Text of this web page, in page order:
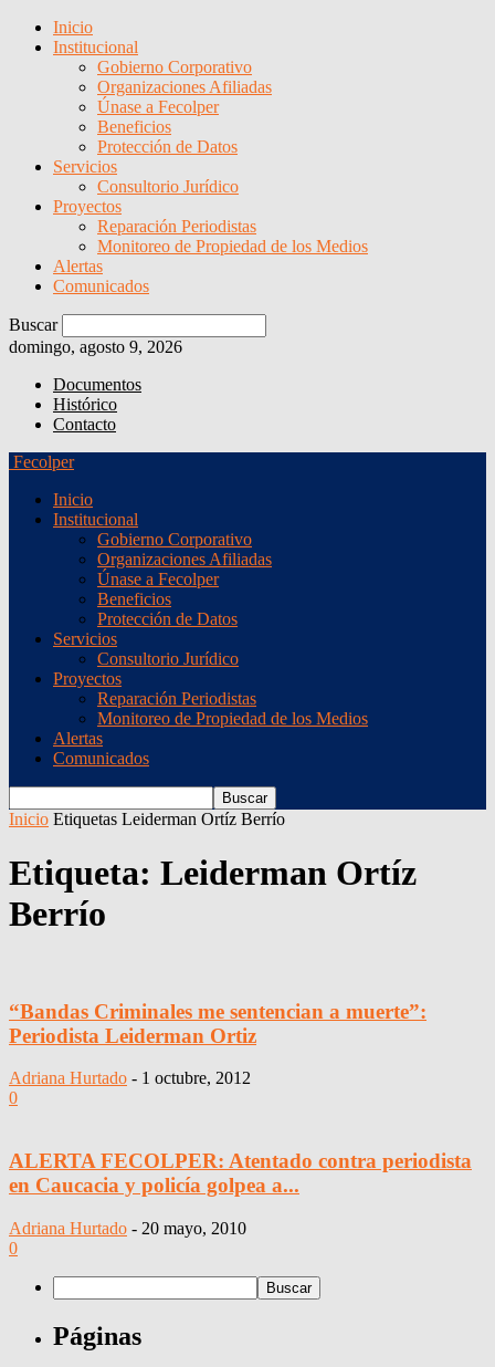
Inicio
Institucional
Gobierno Corporativo
Organizaciones Afiliadas
Únase a Fecolper
Beneficios
Protección de Datos
Servicios
Consultorio Jurídico
Proyectos
Reparación Periodistas
Monitoreo de Propiedad de los Medios
Alertas
Comunicados
Buscar
domingo, agosto 9, 2026
Documentos
Histórico
Contacto
Fecolper
Inicio
Institucional
Gobierno Corporativo
Organizaciones Afiliadas
Únase a Fecolper
Beneficios
Protección de Datos
Servicios
Consultorio Jurídico
Proyectos
Reparación Periodistas
Monitoreo de Propiedad de los Medios
Alertas
Comunicados
Inicio Etiquetas Leiderman Ortíz Berrío
Etiqueta: Leiderman Ortíz
Berrío
“Bandas Criminales me sentencian a muerte”:
Periodista Leiderman Ortiz
Adriana Hurtado - 1 octubre, 2012
0
ALERTA FECOLPER: Atentado contra periodista
en Caucacia y policía golpea a...
Adriana Hurtado - 20 mayo, 2010
0
Páginas